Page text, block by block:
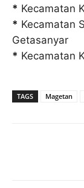
* Kecamatan
* Kecamatan
Getasanyar
* Kecamatan
TAGS Magetan